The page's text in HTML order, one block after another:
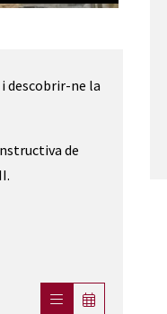
descobrir-ne la
de